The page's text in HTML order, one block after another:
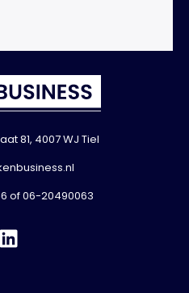
81, 4007 WJ Tiel
of06-20490063